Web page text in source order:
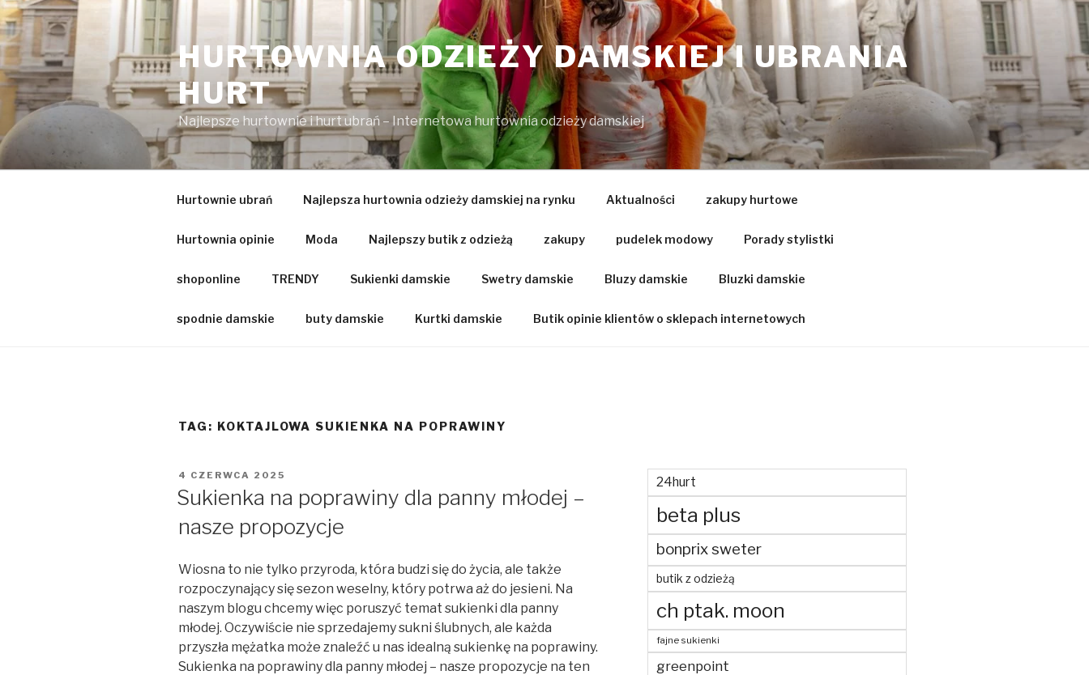
Przejdź
do
treści
HURTOWNIA ODZIEŻY DAMSKIEJ I UBRANIA
HURT
Najlepsze hurtownie i hurt ubrań – Internetowa hurtownia odzieży damskiej
Hurtownie ubrań Najlepsza hurtownia odzieży damskiej na rynku Aktualności zakupy hurtowe
Hurtownia opinie Moda Najlepszy butik z odzieżą zakupy pudelek modowy Porady stylistki
shoponline TRENDY Sukienki damskie Swetry damskie Bluzy damskie Bluzki damskie
spodnie damskie buty damskie Kurtki damskie Butik opinie klientów o sklepach internetowych
TAG: KOKTAJLOWA SUKIENKA NA POPRAWINY
OPUBLIKOWANE
4 CZERWCA 2025
Sukienka na poprawiny dla panny młodej –
nasze propozycje
Wiosna to nie tylko przyroda, która budzi się do życia, ale także
rozpoczynający się sezon weselny, który potrwa aż do jesieni. Na
naszym blogu chcemy więc poruszyć temat sukienki dla panny
młodej. Oczywiście nie sprzedajemy sukni ślubnych, ale każda
przyszła mężatka może znaleźć u nas idealną sukienkę na poprawiny.
Sukienka na poprawiny dla panny młodej – nasze propozycje na ten
24hurt
beta plus
bonprix sweter
butik z odzieżą
ch ptak. moon
fajne sukienki
greenpoint